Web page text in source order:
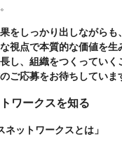
をしっかり出しながら
視点で本質的な価値を生
し、組織をつくってい
ご応募をお待ちしていま
ワークスを知る
ットワークスとは」